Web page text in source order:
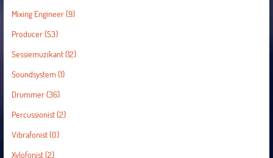
Mixing Engineer(9)
Producer(53)
Sessiemuzikant(12)
Soundsystem(1)
Drummer(36)
Percussionist(2)
Vibrafonist(0)
Xylofonist(2)